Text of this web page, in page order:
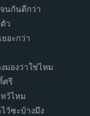
นกันดีกว่า
ว
อะกว่า
มองว่าใช่ไหม
ศรี
ว้ไหม
ว้ซะบ้างมึง